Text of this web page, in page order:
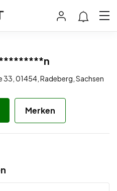
01454, Radeberg, Sachsen
Merken